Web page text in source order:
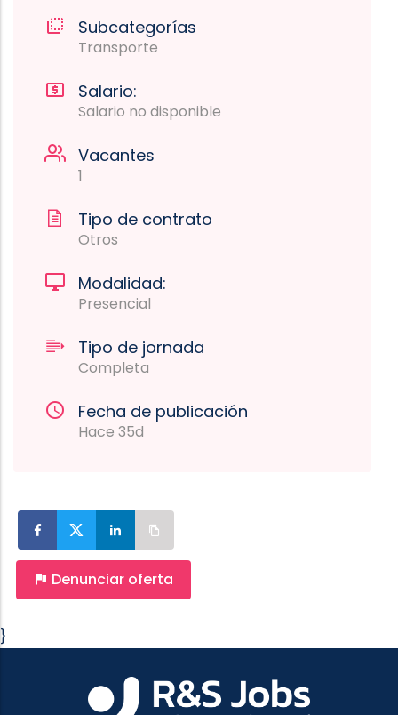
Subcategorías
Transporte
Salario:
Salario no disponible
Vacantes
1
Tipo de contrato
Otros
Modalidad:
Presencial
Tipo de jornada
Completa
Fecha de publicación
Hace 35d
Denunciar oferta
}